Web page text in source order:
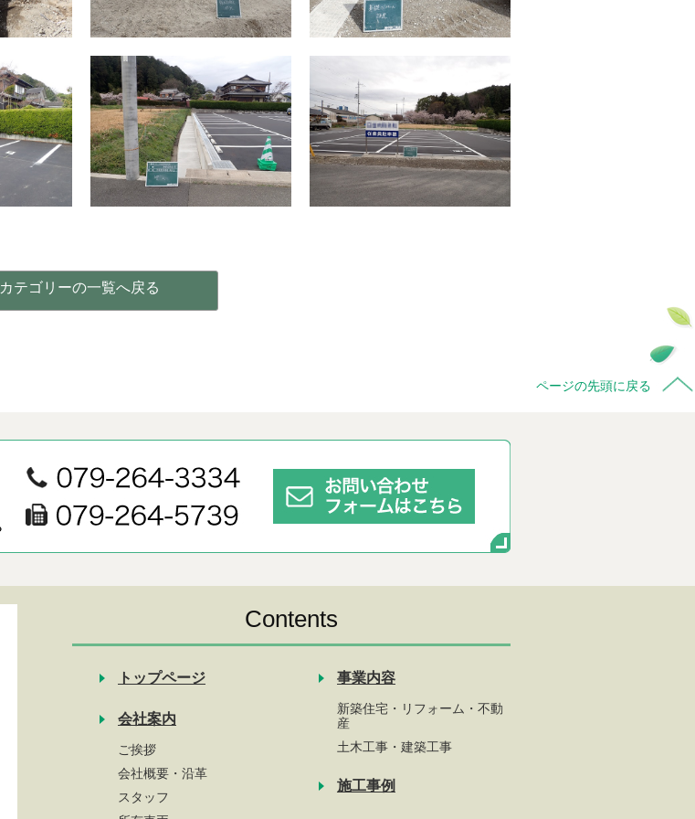
カテゴリーの一覧へ戻る
Contents
トップページ
会社案内
ご挨拶
会社概要・沿革
スタッフ
事業内容
新築住宅・リフォーム・不動
産
土木工事・建築工事
施工事例
ページの先頭に戻る